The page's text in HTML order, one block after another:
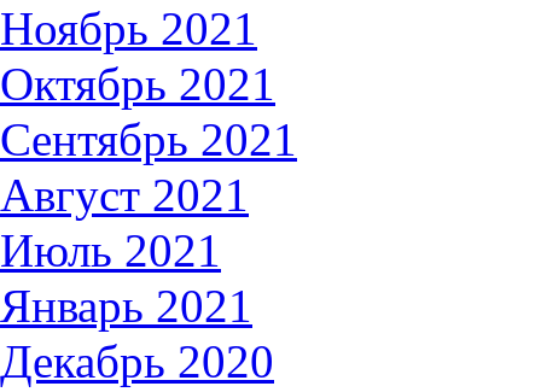
Ноябрь 2021
Октябрь 2021
Сентябрь 2021
Август 2021
Июль 2021
Январь 2021
Декабрь 2020